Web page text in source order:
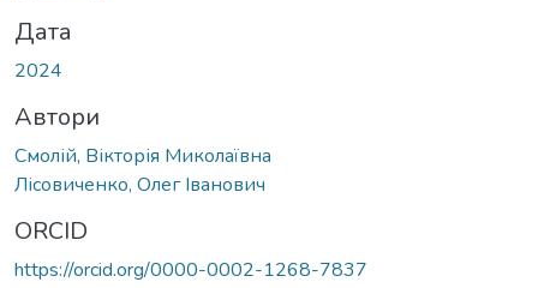
Дата
2024
Автори
Смолій, Вікторія Миколаївна
Лісовиченко, Олег Іванович
ORCID
https://orcid.org/0000-0002-1268-7837